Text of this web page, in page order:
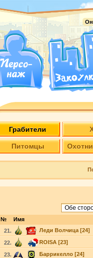
Грабители
Питомцы
№
Имя
21.
Леди Волчица [24]
22. ROISA [23]
23. Баррикелло [24]